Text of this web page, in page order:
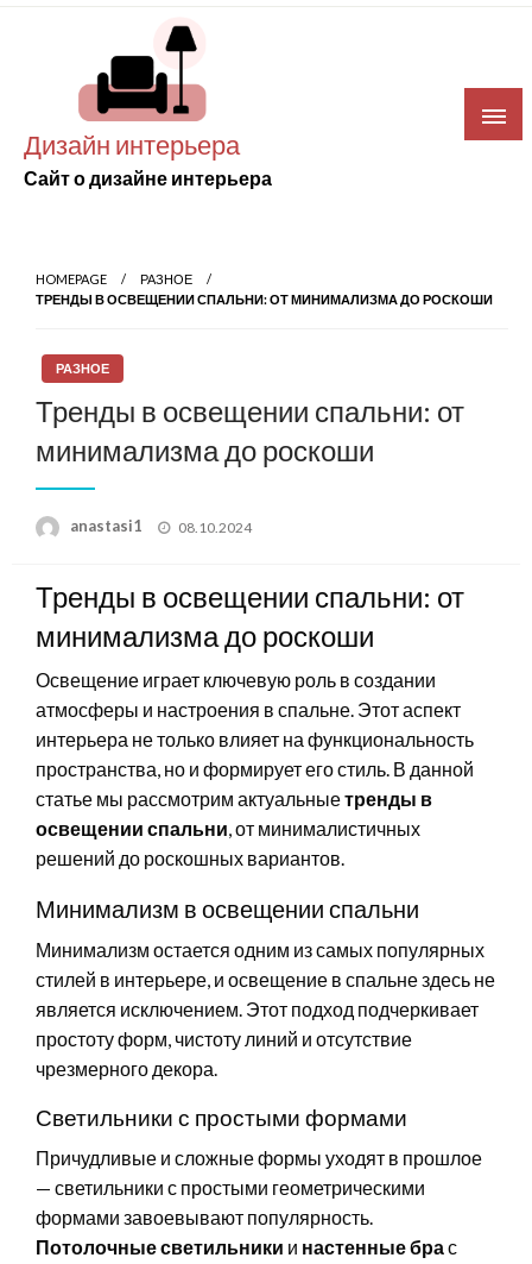
Skip
Дизайн интерьера
Сайт о дизайне интерьера
HOMEPAGE
РАЗНОЕ
ТРЕНДЫ В ОСВЕЩЕНИИ СПАЛЬНИ: ОТ МИНИМАЛИЗМА ДО РОСКОШИ
РАЗНОЕ
Тренды в освещении спальни: от
минимализма до роскоши
anastasi1
Posted
08.10.2024
Тренды в освещении спальни: от
минимализма до роскоши
Освещение играет ключевую роль в создании
атмосферы и настроения в спальне. Этот аспект
интерьера не только влияет на функциональность
пространства, но и формирует его стиль. В данной
статье мы рассмотрим актуальныетренды в
освещении спальни, от минималистичных
решений до роскошных вариантов.
Минимализм в освещении спальни
Минимализм остается одним из самых популярных
стилей в интерьере, и освещение в спальне здесь не
является исключением. Этот подход подчеркивает
простоту форм, чистоту линий и отсутствие
чрезмерного декора.
Светильники с простыми формами
Причудливые и сложные формы уходят в прошлое
— светильники с простыми геометрическими
формами завоевывают популярность.
Потолочные светильники и настенные брас